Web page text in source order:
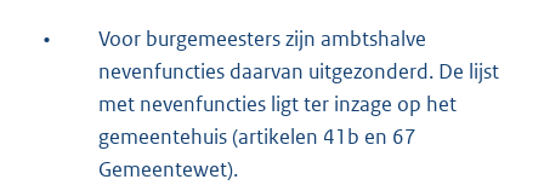
•
Voor burgemeesters zijn ambtshalve
nevenfuncties daarvan uitgezonderd. De lijst
met nevenfuncties ligt ter inzage op het
gemeentehuis (artikelen 41b en 67
Gemeentewet).